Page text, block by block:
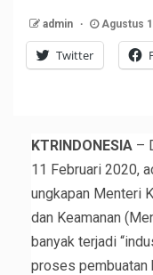
admin Agustus
Twitter
KTRINDONESIA –
11 Februari 2020,
ungkapan Menteri
dan Keamanan
banyak terjadi
proses pembuatan